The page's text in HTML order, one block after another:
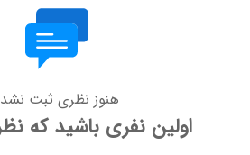
هنوز نظری ثبت
اولین نفری باشید که